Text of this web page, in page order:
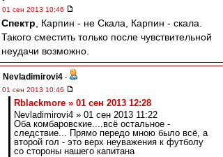
01 сен 2013 10:46
Спектр , Карпин - не Скала, Карпин - скала.
Такого сместить только после чувствительной
неудачи возможно.
Nevladimirovi4 -
01 сен 2013 10:46
Rblackmore » 01 сен 2013 12:28
Nevladimirovi4 » 01 сен 2013 11:22
Оба комбаровские....всё остальное -
следствие... Прямо передо мною было всё, а
второй гол - это верх неуважения к футболу
со стороны нашего капитана